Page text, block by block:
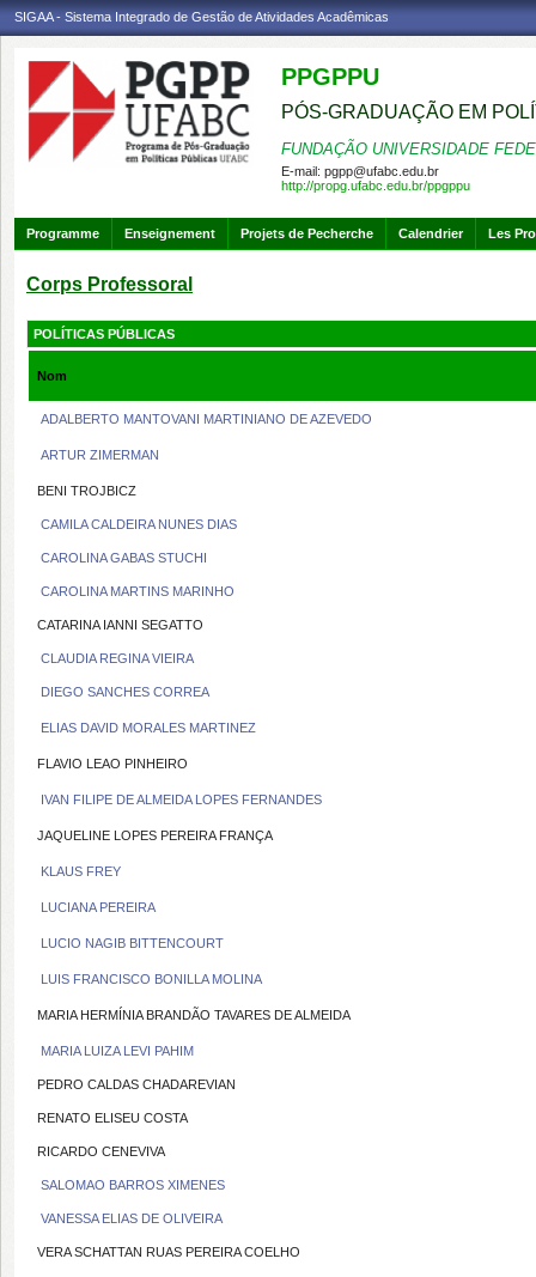
SIGAA - Sistema Integrado de Gestão de Atividades Acadêmicas
PPGPPU
PÓS-GRADUAÇÃO EM
FUNDAÇÃO UNIVERSIDADE
E-mail: pgpp@ufabc.edu.br
http://propg.ufabc.edu.br/ppgppu
Programme Enseignement Projets de Pecherche Calendrier Les
Corps Professoral
POLÍTICAS PÚBLICAS
Nom
ADALBERTO MANTOVANI MARTINIANO DE AZEVEDO
ARTUR ZIMERMAN
BENI TROJBICZ
CAMILA CALDEIRA NUNES DIAS
CAROLINA GABAS STUCHI
CAROLINA MARTINS MARINHO
CATARINA IANNI SEGATTO
CLAUDIA REGINA VIEIRA
DIEGO SANCHES CORREA
ELIAS DAVID MORALES MARTINEZ
FLAVIO LEAO PINHEIRO
IVAN FILIPE DE ALMEIDA LOPES FERNANDES
JAQUELINE LOPES PEREIRA FRANÇA
KLAUS FREY
LUCIANA PEREIRA
LUCIO NAGIB BITTENCOURT
LUIS FRANCISCO BONILLA MOLINA
MARIA HERMÍNIA BRANDÃO TAVARES DE ALMEIDA
MARIA LUIZA LEVI PAHIM
PEDRO CALDAS CHADAREVIAN
RENATO ELISEU COSTA
RICARDO CENEVIVA
SALOMAO BARROS XIMENES
VANESSA ELIAS DE OLIVEIRA
VERA SCHATTAN RUAS PEREIRA COELHO